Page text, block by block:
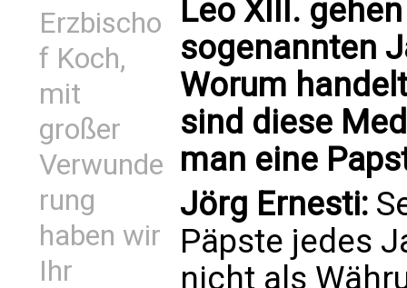
Erzbischo
f Koch,
mit
großer
Verwunde
rung
haben wir
Ihr
Leo XIII.
sogenannten
Worum
sind diese
man eine
Jörg Ernesti:
Päpste jedes
nicht als